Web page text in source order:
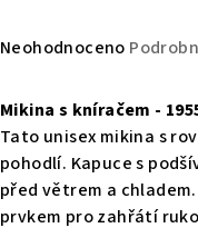
Průměrné
produktu
je
0,0
z
5
Neohodnoceno
Mikina s kníračem -
Tato unisex mikina s
pohodlí. Kapuce s
před větrem a
prvkem pro zahřátí